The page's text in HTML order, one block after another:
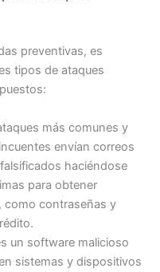
preventivas, es
tipos de ataques
más comunes y
envían correos
haciéndose
para obtener
como contraseñas y
un software malicioso
sistemas y dispositivos